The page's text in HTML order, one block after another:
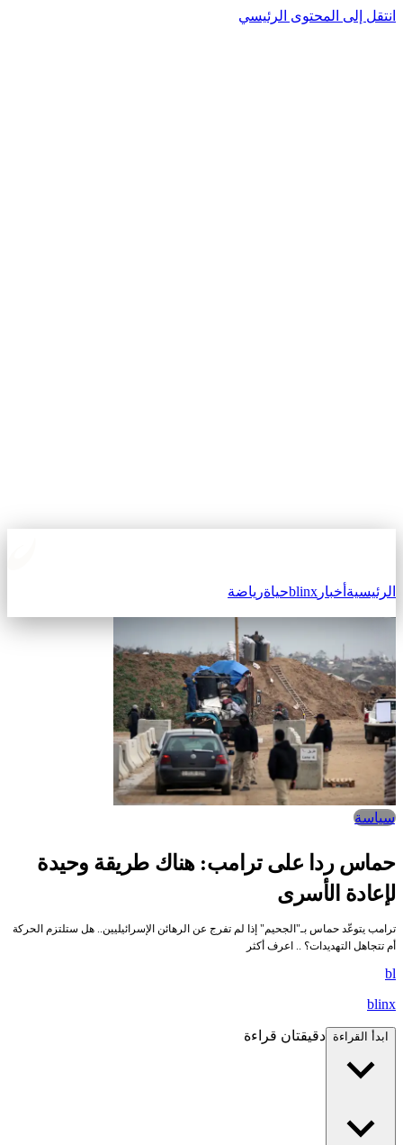
انتقل إلى المحتوى الرئيسي
الرئيسية أخبار blinxحياةرياضة
سياسة
حماس ردا على ترامب: هناك طريقة وحيدة
لإعادة الأسرى
ترامب يتوعّد حماس بـ"الجحيم" إذا لم تفرج عن الرهائن الإسرائيليين.. هل ستلتزم الحركة
أم تتجاهل التهديدات؟ .. اعرف أكثر
bl
blinx
ابدأ القراءة دقيقتان قراءة